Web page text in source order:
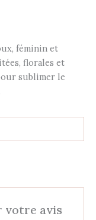
féminin et
florales et
sublimer le
votre avis